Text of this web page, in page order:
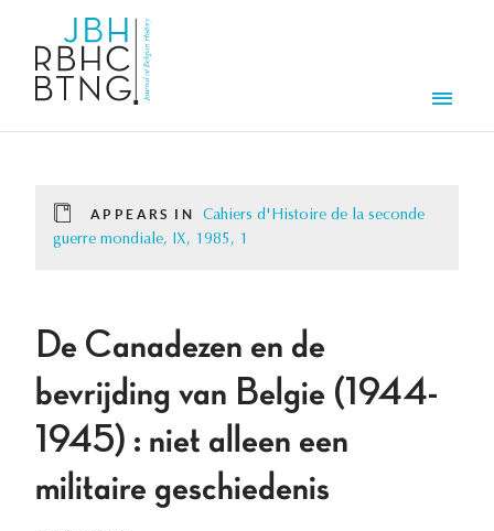
APPEARS IN
Cahiers d'Histoire de la seconde
guerre mondiale, IX, 1985, 1
De Canadezen en de
bevrijding van Belgie (1944-
1945) : niet alleen een
militaire geschiedenis